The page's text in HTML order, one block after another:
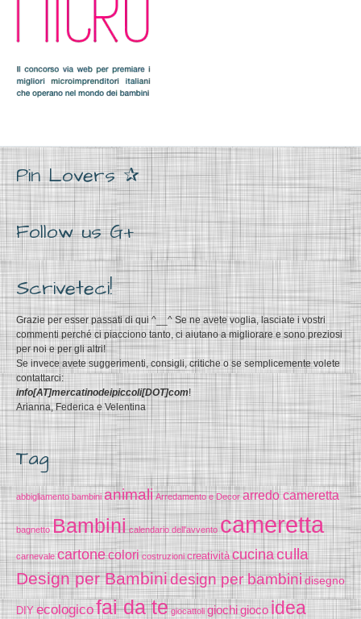
Pin Lovers ✰
Follow us G+
Scriveteci!
Grazie per esser passati di qui ^__^ Se ne avete voglia, lasciate i vostri
commenti perché ci piacciono tanto, ci aiutano a migliorare e sono preziosi
per noi e per gli altri!
Se invece avete suggerimenti, consigli, critiche o se semplicemente volete
contattarci:
info[AT]mercatinodeipiccoli[DOT]com!
Arianna, Federica e Velentina
Tag
abbigliamento bambini animali Arredamento e Decor arredo cameretta
bagnetto Bambini calendario dell'avvento cameretta
carnevale cartonecolori costruzioni creatività cucinaculla
Design per Bambinidesign per bambinidisegno
DIY ecologicofai da te giocattoli giochigioco idea